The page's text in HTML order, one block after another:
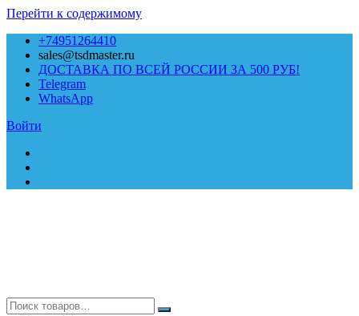
Перейти к содержимому
+74951264410
sales@tsdmaster.ru
ДОСТАВКА ПО ВСЕЙ РОССИИ ЗА 500 РУБ!
Telegram
WhatsApp
Войти